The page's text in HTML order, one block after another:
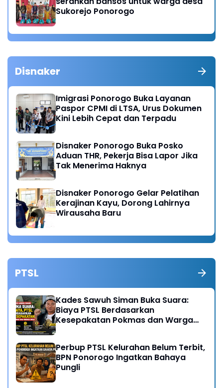
Sukorejo Ponorogo
Disnaker
Imigrasi Ponorogo Buka Layanan
Paspor CPMI di LTSA, Urus Dokumen
Kini Lebih Cepat dan Terpadu
Disnaker Ponorogo Buka Posko
Aduan THR, Pekerja Bisa Lapor Jika
Tak Menerima Haknya
Disnaker Ponorogo Gelar Pelatihan
Kerajinan Kayu, Dorong Lahirnya
Wirausaha Baru
PTSL
Kades Sawuh Siman Buka Suara:
Biaya PTSL Berdasarkan
Kesepakatan Pokmas dan Warga
Perbup PTSL Kelurahan Belum Terbit,
BPN Ponorogo Ingatkan Bahaya
Pungli